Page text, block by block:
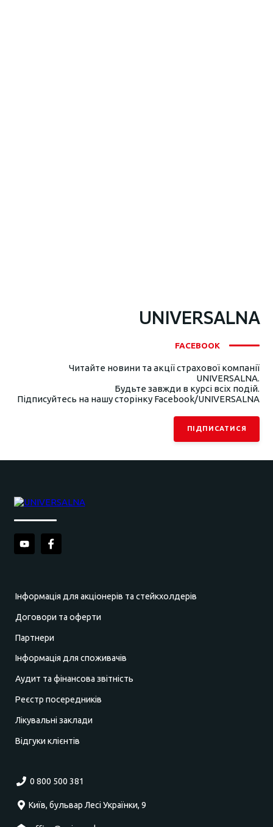
UNIVERSALNA
FACEBOOK
Читайте новини та акції страхової компанії
UNIVERSALNA.
Будьте завжди в курсі всіх подій.
Підписуйтесь на нашу сторінку Facebook/UNIVERSALNA
ПІДПИСАТИСЯ
Інформація для акціонерів та стейкхолдерів
Договори та оферти
Партнери
Інформація для споживачів
Аудит та фінансова звітність
Реєстр посередників
Лікувальні заклади
Відгуки клієнтів
0 800 500 381
Київ, бульвар Лесі Українки, 9